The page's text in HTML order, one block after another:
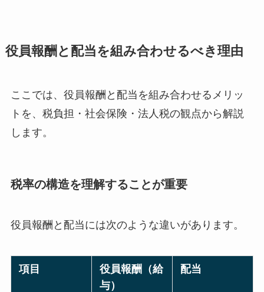
役員報酬と配当を組み合わせるべき理由
ここでは、役員報酬と配当を組み合わせるメリッ
トを、税負担・社会保険・法人税の観点から解説
します。
税率の構造を理解することが重要
役員報酬と配当には次のような違いがあります。
項目
役員報酬（給
与）
配当